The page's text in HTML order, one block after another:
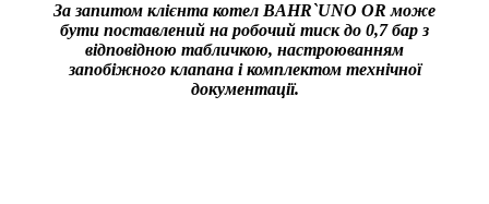
За запитом клієнта котел BAHR`UNO OR може
бути поставлений на робочий тиск до 0,7 бар з
відповідною табличкою, настроюванням
запобіжного клапана і комплектом технічної
документації.